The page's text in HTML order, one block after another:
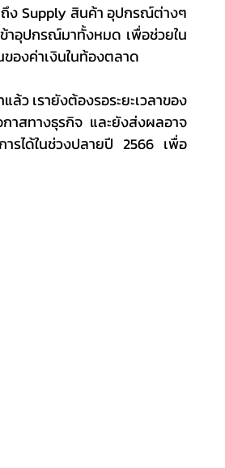
ถึง Supply สินค้า อุปกรณ์ต่างๆ
าอุปกรณ์มาทั้งหมด เพื่อช่วยใน
องค่าเงินในท้องตลาด
าสทางธุรกิจ และยังส่งผลอาจ
ารได้ในช่วงปลายปี 2566 เพื่อ